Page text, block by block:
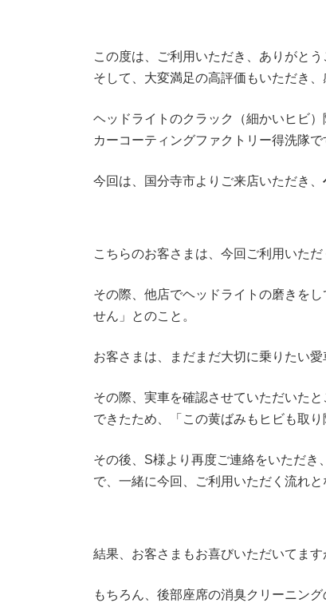
この度は、ご利用いただき、ありがとう
そして、大変満足の高評価もいただき、
ヘッドライトのクラック（細かいヒビ）
カーコーティングファクトリー得洗隊で
今回は、国分寺市よりご来店いただき、
こちらのお客さまは、今回ご利用いた
その際、他店でヘッドライトの磨きを
せん」とのこと。
お客さまは、まだまだ大切に乗りたい
その際、実車を確認させていただいた
できたため、「この黄ばみもヒビも取
その後、S様より再度ご連絡をいただ
で、一緒に今回、ご利用いただく流れと
結果、お客さまもお喜びいただいてま
もちろん、後部座席の消臭クリーニン